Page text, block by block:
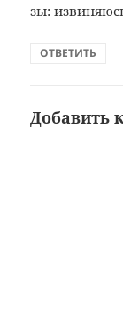
зы:
ОТВЕТИТЬ
Добавить